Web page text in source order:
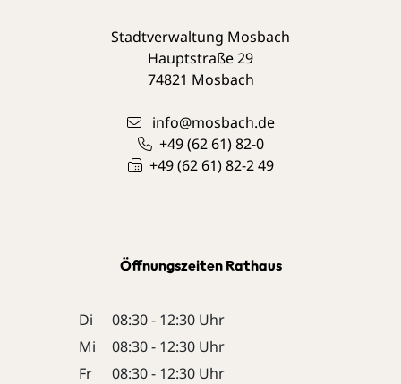
Stadtverwaltung Mosbach
Hauptstraße 29
74821 Mosbach
info@mosbach.de
+49 (62 61) 82-0
+49 (62 61) 82-2 49
Öffnungszeiten Rathaus
Di
08:30 - 12:30 Uhr
Mi
08:30 - 12:30 Uhr
Fr
08:30 - 12:30 Uhr